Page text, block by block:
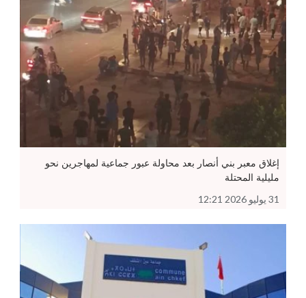
إغلاق معبر بني أنصار بعد محاولة عبور جماعية لمهاجرين نحو
مليلية المحتلة
31 يوليو 2026 12:21